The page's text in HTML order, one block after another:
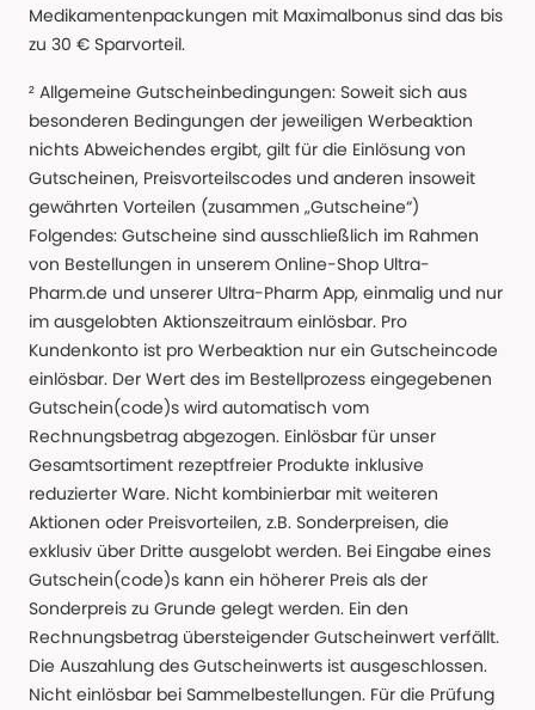
Medikamentenpackungen mit Maximalbonus sind das bis
zu 30 € Sparvorteil.
² Allgemeine Gutscheinbedingungen: Soweit sich aus
besonderen Bedingungen der jeweiligen Werbeaktion
nichts Abweichendes ergibt, gilt für die Einlösung von
Gutscheinen, Preisvorteilscodes und anderen insoweit
gewährten Vorteilen (zusammen „Gutscheine“)
Folgendes: Gutscheine sind ausschließlich im Rahmen
von Bestellungen in unserem Online-Shop Ultra-
Pharm.de und unserer Ultra-Pharm App, einmalig und nur
im ausgelobten Aktionszeitraum einlösbar. Pro
Kundenkonto ist pro Werbeaktion nur ein Gutscheincode
einlösbar. Der Wert des im Bestellprozess eingegebenen
Gutschein(code)s wird automatisch vom
Rechnungsbetrag abgezogen. Einlösbar für unser
Gesamtsortiment rezeptfreier Produkte inklusive
reduzierter Ware. Nicht kombinierbar mit weiteren
Aktionen oder Preisvorteilen, z.B. Sonderpreisen, die
exklusiv über Dritte ausgelobt werden. Bei Eingabe eines
Gutschein(code)s kann ein höherer Preis als der
Sonderpreis zu Grunde gelegt werden. Ein den
Rechnungsbetrag übersteigender Gutscheinwert verfällt.
Die Auszahlung des Gutscheinwerts ist ausgeschlossen.
Nicht einlösbar bei Sammelbestellungen. Für die Prüfung